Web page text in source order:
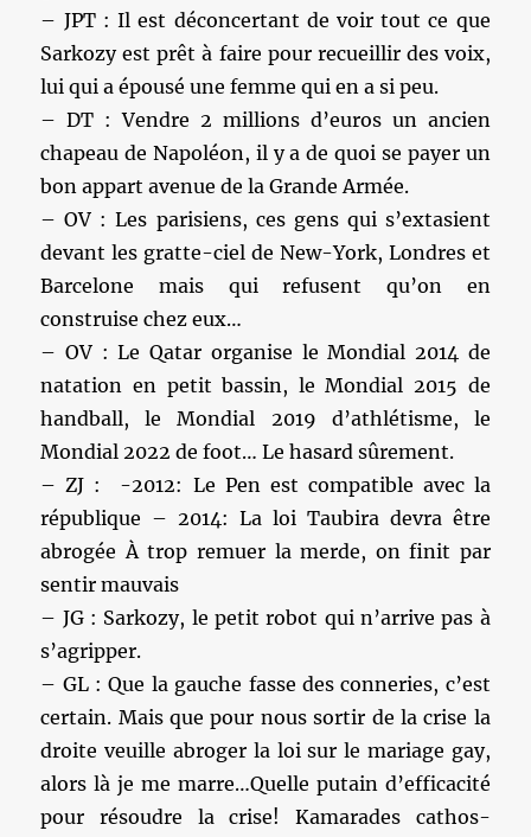
– JPT : Il est déconcertant de voir tout ce que
Sarkozy est prêt à faire pour recueillir des voix,
lui qui a épousé une femme qui en a si peu.
– DT : Vendre 2 millions d’euros un ancien
chapeau de Napoléon, il y a de quoi se payer un
bon appart avenue de la Grande Armée.
– OV : Les parisiens, ces gens qui s’extasient
devant les gratte-ciel de New-York, Londres et
Barcelone mais qui refusent qu’on en
construise chez eux…
– OV : Le Qatar organise le Mondial 2014 de
natation en petit bassin, le Mondial 2015 de
handball, le Mondial 2019 d’athlétisme, le
Mondial 2022 de foot… Le hasard sûrement.
– ZJ : -2012: Le Pen est compatible avec la
république – 2014: La loi Taubira devra être
abrogée À trop remuer la merde, on finit par
sentir mauvais
– JG : Sarkozy, le petit robot qui n’arrive pas à
s’agripper.
– GL : Que la gauche fasse des conneries, c’est
certain. Mais que pour nous sortir de la crise la
droite veuille abroger la loi sur le mariage gay,
alors là je me marre…Quelle putain d’efficacité
pour résoudre la crise! Kamarades cathos-